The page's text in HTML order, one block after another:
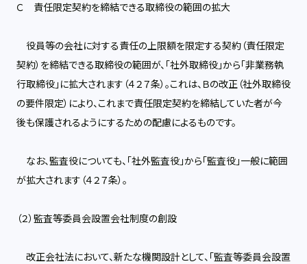
Ｃ 責任限定契約を締結できる取締役の範囲の拡大
役員等の会社に対する責任の上限額を限定する契約（責任限定
契約）を締結できる取締役の範囲が、「社外取締役」から「非業務執
行取締役」に拡大されます（４２７条）。これは、Ｂの改正（社外取締役
の要件限定）により、これまで責任限定契約を締結していた者が今
後も保護されるようにするための配慮によるものです。
なお、監査役についても、「社外監査役」から「監査役」一般に範囲
が拡大されます（４２７条）。
（２）監査等委員会設置会社制度の創設
改正会社法において、新たな機関設計として、「監査等委員会設置